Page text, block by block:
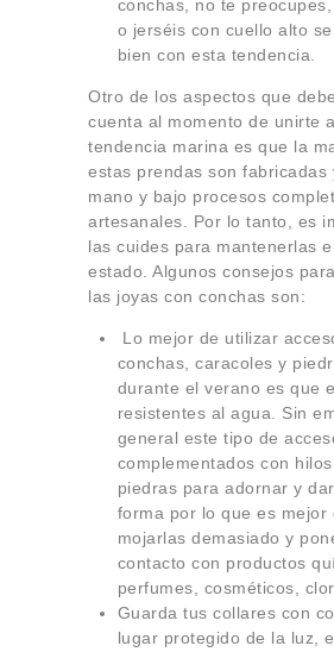
conchas, no te
o jerséis con cuello alto
bien con esta tendencia.
Otro de los aspectos que
cuenta al momento de unirte
tendencia marina es que la
estas prendas son fabricadas
mano y bajo procesos
artesanales. Por lo tanto, es
las cuides para mantenerlas
estado. Algunos consejos
las joyas con conchas son:
Lo mejor de utilizar
conchas, caracoles y
durante el verano es que
resistentes al agua. Sin
general este tipo de
complementados con
piedras para adornar y
forma por lo que es mejor
mojarlas demasiado y
contacto con productos
perfumes, cosméticos,
Guarda tus collares con
lugar protegido de la luz,